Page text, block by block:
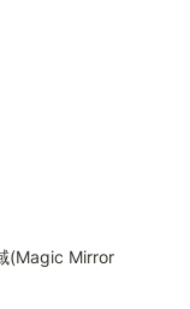
(Magic Mirror